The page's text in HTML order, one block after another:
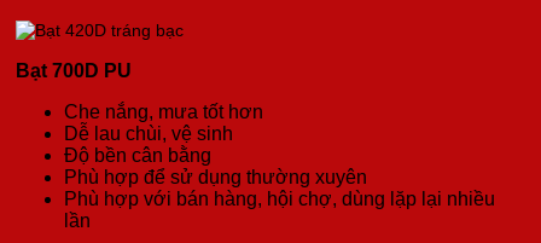
Bạt 700D PU
Che nắng, mưa tốt hơn
Dễ lau chùi, vệ sinh
Độ bền cân bằng
Phù hợp để sử dụng thường xuyên
Phù hợp với bán hàng, hội chợ, dùng lặp lại nhiều
lần